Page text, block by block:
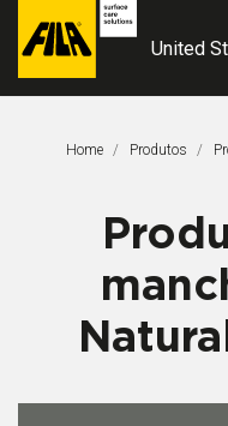
FILA
United
Home Produtos